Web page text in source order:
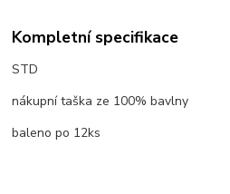
Kompletní specifikace
STD
nákupní taška ze 100% bavlny
baleno po 12ks